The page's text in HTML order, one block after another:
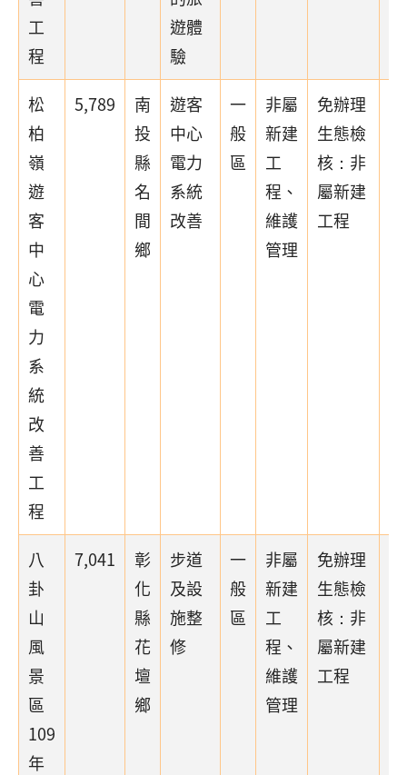
工
程
遊體
驗
松
柏
嶺
遊
客
中
心
電
力
系
統
改
善
工
程
5,789
南
投
縣
名
間
鄉
遊客
中心
電力
系統
改善
一
般
區
非屬
新建
工
程、
維護
管理
免辦理
生態檢
核：非
屬新建
工程
八
卦
山
風
景
區
109
年
7,041
彰
化
縣
花
壇
鄉
步道
及設
施整
修
一
般
區
非屬
新建
工
程、
維護
管理
免辦理
生態檢
核：非
屬新建
工程